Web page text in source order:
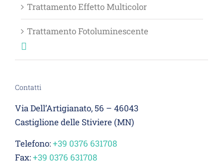
Trattamento Effetto Multicolor
Trattamento Fotoluminescente
Contatti
Via Dell’Artigianato, 56 – 46043
Castiglione delle Stiviere (MN)
Telefono:+39 0376 631708
Fax:+39 0376 631708